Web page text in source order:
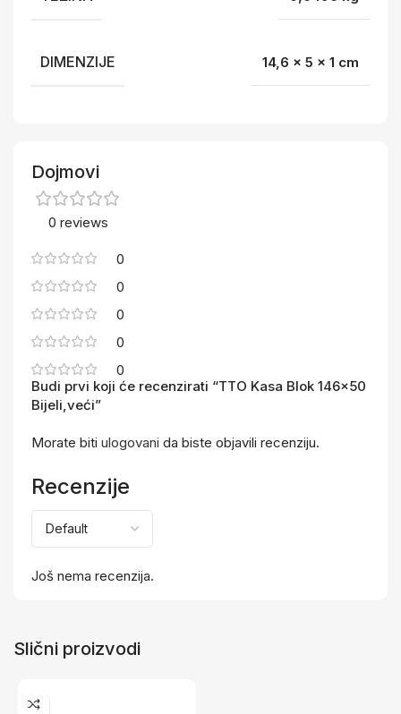
DIMENZIJE 14,6 × 5 × 1 cm
Dojmovi
0 reviews
0
0
0
0
0
Recenzije
Još nema recenzija.
Budi prvi koji će recenzirati “TTO Kasa Blok 146×50
Bijeli,veći”
Morate biti ulogovani da biste objavili recenziju.
Slični proizvodi